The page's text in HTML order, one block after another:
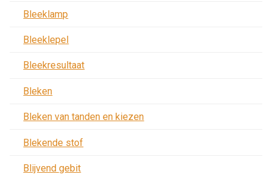
Bleeklamp
Bleeklepel
Bleekresultaat
Bleken
Bleken van tanden en kiezen
Blekende stof
Blijvend gebit